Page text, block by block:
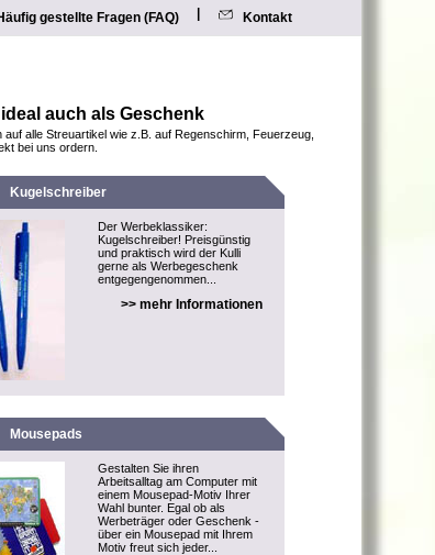
gestellte Fragen (FAQ) Kontakt
auch als Geschenk
alle Streuartikel wie z.B. auf Regenschirm, Feuerzeug,
bei uns ordern.
Kugelschreiber
Der Werbeklassiker:
Kugelschreiber! Preisgünstig
und praktisch wird der Kulli
gerne als Werbegeschenk
entgegengenommen...
>> mehr Informationen
Mousepads
Gestalten Sie ihren
Arbeitsalltag am Computer mit
einem Mousepad-Motiv Ihrer
Wahl bunter. Egal ob als
Werbeträger oder Geschenk -
über ein Mousepad mit Ihrem
Motiv freut sich jeder...